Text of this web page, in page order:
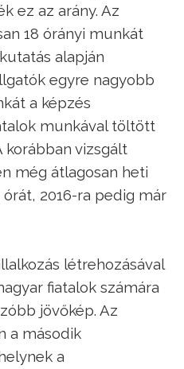
ez az arány. Az
18 órányi munkát
alapján
egyre nagyobb
a képzés
munkával töltött
korábban vizsgált
még átlagosan heti
órát, 2016-ra pedig már
létrehozásával
fiatalok számára
jövőkép. Az
a második
a